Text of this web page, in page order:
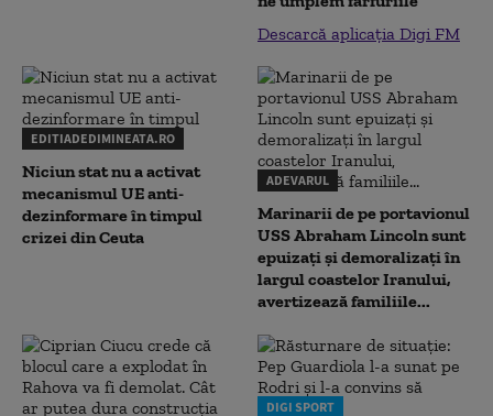
Descarcă aplicația Digi FM
EDITIADEDIMINEATA.RO
Niciun stat nu a activat
mecanismul UE anti-
dezinformare în timpul
crizei din Ceuta
ADEVARUL
Marinarii de pe portavionul
USS Abraham Lincoln sunt
epuizați și demoralizați în
largul coastelor Iranului,
avertizează familiile...
DIGI SPORT